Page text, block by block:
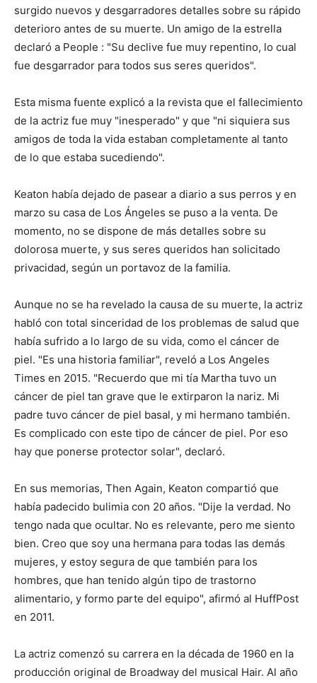
surgido nuevos y desgarradores detalles sobre su rápido
deterioro antes de su muerte. Un amigo de la estrella
declaró a People : "Su declive fue muy repentino, lo cual
fue desgarrador para todos sus seres queridos".
Esta misma fuente explicó a la revista que el fallecimiento
de la actriz fue muy "inesperado" y que "ni siquiera sus
amigos de toda la vida estaban completamente al tanto
de lo que estaba sucediendo".
Keaton había dejado de pasear a diario a sus perros y en
marzo su casa de Los Ángeles se puso a la venta. De
momento, no se dispone de más detalles sobre su
dolorosa muerte, y sus seres queridos han solicitado
privacidad, según un portavoz de la familia.
Aunque no se ha revelado la causa de su muerte, la actriz
habló con total sinceridad de los problemas de salud que
había sufrido a lo largo de su vida, como el cáncer de
piel. "Es una historia familiar", reveló a Los Angeles
Times en 2015. "Recuerdo que mi tía Martha tuvo un
cáncer de piel tan grave que le extirparon la nariz. Mi
padre tuvo cáncer de piel basal, y mi hermano también.
Es complicado con este tipo de cáncer de piel. Por eso
hay que ponerse protector solar", declaró.
En sus memorias, Then Again, Keaton compartió que
había padecido bulimia con 20 años. "Dije la verdad. No
tengo nada que ocultar. No es relevante, pero me siento
bien. Creo que soy una hermana para todas las demás
mujeres, y estoy segura de que también para los
hombres, que han tenido algún tipo de trastorno
alimentario, y formo parte del equipo", afirmó al HuffPost
en 2011.
La actriz comenzó su carrera en la década de 1960 en la
producción original de Broadway del musical Hair. Al año